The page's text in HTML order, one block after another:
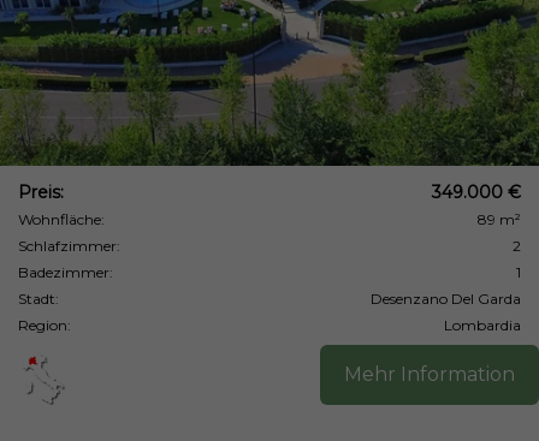
Preis: 349.000 €
Wohnfläche:
89 m²
Schlafzimmer:
2
Badezimmer:
1
Stadt:
Desenzano Del Garda
Region:
Lombardia
Mehr Information